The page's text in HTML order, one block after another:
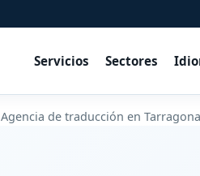
Servicios Sectores
Agencia de traducción en